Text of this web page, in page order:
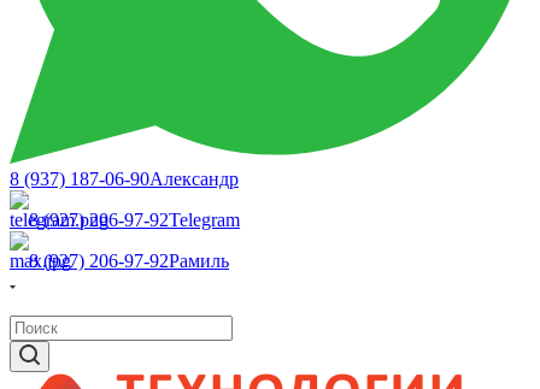
8 (937) 187-06-90Александр
8 (927) 206-97-92Telegram
8 (927) 206-97-92Рамиль